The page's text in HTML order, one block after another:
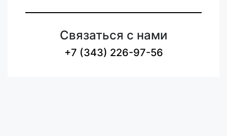
Связаться с нами
+7 (343) 226-97-56